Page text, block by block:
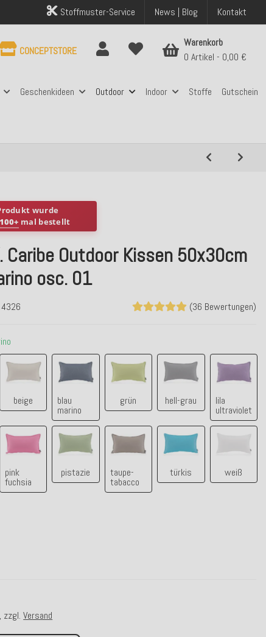
Stoffmuster-Service News | Blog Kontakt
Geschenkideen Outdoor Indoor Stoffe Gutschein
CONCEPTSTORE
Warenkorb
0 Artikel
0,00 €
wurde
100+ mal bestellt
Caribe Outdoor Kissen 50x30cm
osc. 01
(36 Bewertungen)
4326
negro
beige
beige
blau
marino
blau marino
grün
grün
hell-grau
hell-grau
lila
ultraviolet
lila
pink
fuchsia
pink fuchsia
pistazie
pistazie
taupe-
tabacco
taupe-tabacco
türkis
türkis
weiß
zzgl.Versand